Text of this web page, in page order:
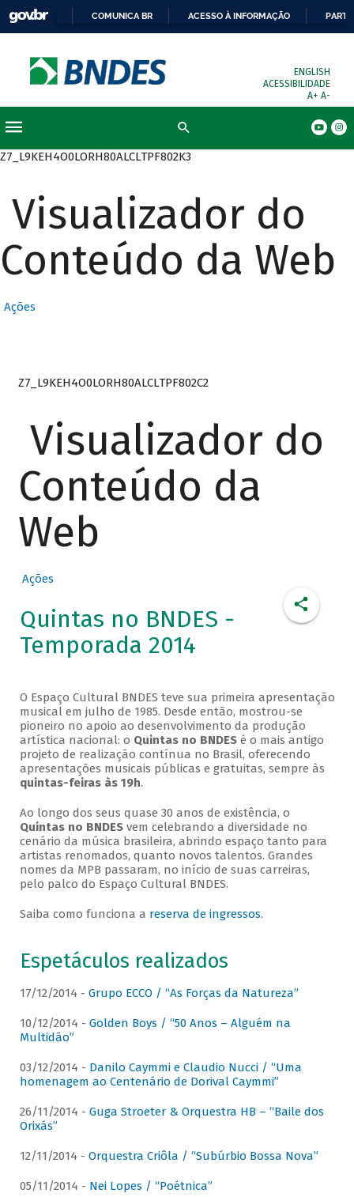
COMUNICA BR ACESSO À INFORMAÇÃO
ENGLISH
ACESSIBILIDADE
A+ A-
Z7_L9KEH4O0LORH80ALCLTPF802K3
Visualizador do
Conteúdo da Web
Ações
Z7_L9KEH4O0LORH80ALCLTPF802C2
Visualizador do
Conteúdo da
Web
Ações
Quintas no BNDES -
Temporada 2014
O Espaço Cultural BNDES teve sua primeira apresentação
musical em julho de 1985. Desde então, mostrou-se
pioneiro no apoio ao desenvolvimento da produção
artística nacional: o Quintas no BNDESé o mais antigo
projeto de realização contínua no Brasil, oferecendo
apresentações musicais públicas e gratuitas, sempre às
quintas-feiras às 19h.
Ao longo dos seus quase 30 anos de existência, o
Quintas no BNDESvem celebrando a diversidade no
cenário da música brasileira, abrindo espaço tanto para
artistas renomados, quanto novos talentos. Grandes
nomes da MPB passaram, no início de suas carreiras,
pelo palco do Espaço Cultural BNDES.
Saiba como funciona a reserva de ingressos.
Espetáculos realizados
17/12/2014 - Grupo ECCO / “As Forças da Natureza”
10/12/2014 - Golden Boys / “50 Anos – Alguém na
Multidão”
03/12/2014 - Danilo Caymmi e Claudio Nucci / “Uma
homenagem ao Centenário de Dorival Caymmi”
26/11/2014 - Guga Stroeter & Orquestra HB – “Baile dos
Orixás”
12/11/2014 - Orquestra Criôla / “Subúrbio Bossa Nova”
05/11/2014 - Nei Lopes / “Poétnica”